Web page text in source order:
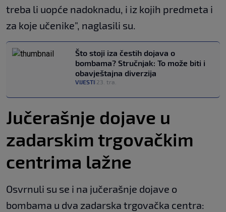
treba li uopće nadoknadu, i iz kojih predmeta i
za koje učenike", naglasili su.
Što stoji iza čestih dojava o
bombama? Stručnjak: To može biti i
obavještajna diverzija
VIJESTI 23. tra.
Jučerašnje dojave u
zadarskim trgovačkim
centrima lažne
Osvrnuli su se i na jučerašnje dojave o
bombama u dva zadarska trgovačka centra: